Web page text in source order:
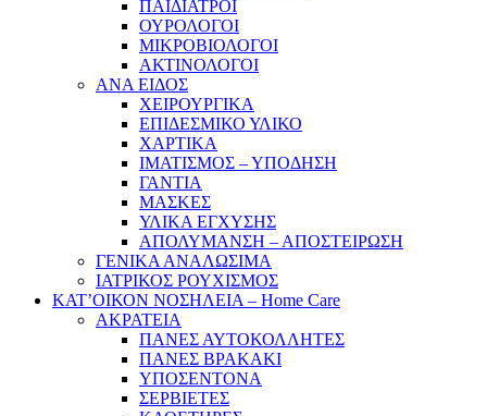
ΠΑΙΔΙΑΤΡΟΙ
ΟΥΡΟΛΟΓΟΙ
ΜΙΚΡΟΒΙΟΛΟΓΟΙ
ΑΚΤΙΝΟΛΟΓΟΙ
ΑΝΑ ΕΙΔΟΣ
ΧΕΙΡΟΥΡΓΙΚΑ
ΕΠΙΔΕΣΜΙΚΟ ΥΛΙΚΟ
ΧΑΡΤΙΚΑ
ΙΜΑΤΙΣΜΟΣ – ΥΠΟΔΗΣΗ
ΓΑΝΤΙΑ
ΜΑΣΚΕΣ
ΥΛΙΚΑ ΕΓΧΥΣΗΣ
ΑΠΟΛΥΜΑΝΣΗ – ΑΠΟΣΤΕΙΡΩΣΗ
ΓΕΝΙΚΑ ΑΝΑΛΩΣΙΜΑ
ΙΑΤΡΙΚΟΣ ΡΟΥΧΙΣΜΟΣ
ΚΑΤ’ΟΙΚΟΝ ΝΟΣΗΛΕΙΑ – Home Care
ΑΚΡΑΤΕΙΑ
ΠΑΝΕΣ ΑΥΤΟΚΟΛΛΗΤΕΣ
ΠΑΝΕΣ ΒΡΑΚΑΚΙ
ΥΠΟΣΕΝΤΟΝΑ
ΣΕΡΒΙΕΤΕΣ